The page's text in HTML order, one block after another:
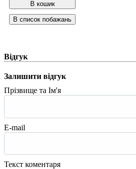
Відгук
Залишити відгук
Прізвище та Ім'я
E-mail
Текст коментаря